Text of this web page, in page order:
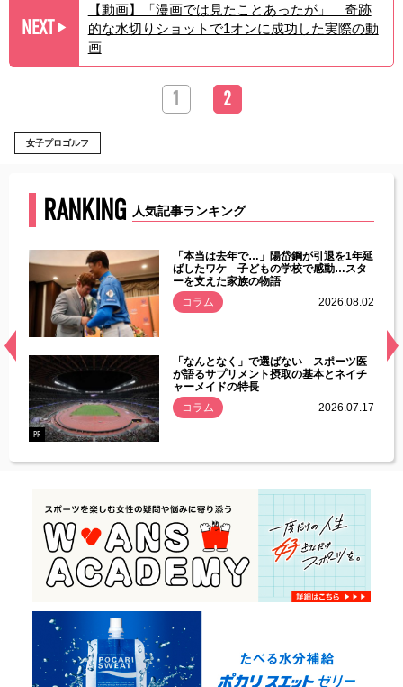
NEXT ▶︎
【動画】「漫画では見たことあったが」 奇跡
的な水切りショットで1オンに成功した実際の動
画
1 2
女子プロゴルフ
RANKING 人気記事ランキング
常
「本当は去年で…」陽岱鋼が引退を1年延
ばしたワケ 子どもの学校で感動…スタ
ーを支えた家族の物語
コラム
2026.08.02
PR
「なんとなく」で選ばない スポーツ医
が語るサプリメント摂取の基本とネイチ
ャーメイドの特長
コラム
2026.07.17